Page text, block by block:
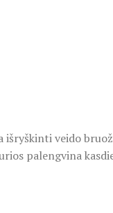
išryškinti veido
palengvina